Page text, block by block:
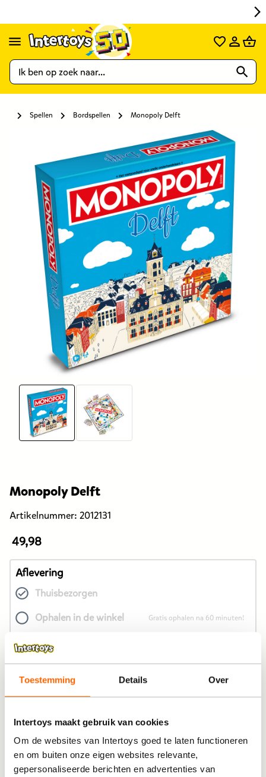
Toestemming Details Over
Intertoys maakt gebruik van cookies
Om de websites van Intertoys goed te laten functioneren
en om buiten onze eigen websites relevante,
gepersonaliseerde berichten en advertenties van
Spellen Bordspellen Monopoly Delft
Monopoly Delft
Artikelnummer: 2012131
De
van
dit
product
49,98
euro.
49,98
Aflevering
Thuisbezorgen
Ophalen in de winkel
Gratis ophalen na 60 minuten!
Op werkdagen besteld, binnen 1-2 dagen in huis
Gratis ophalen én inpakken in onze winkels